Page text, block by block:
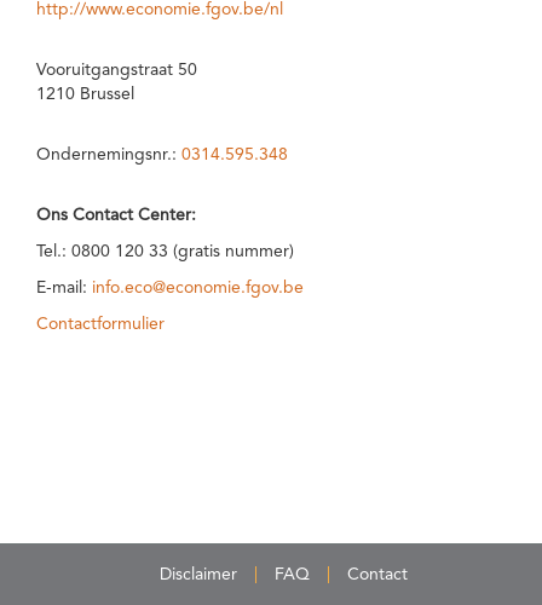
http://www.economie.fgov.be/nl
Vooruitgangstraat 50
1210 Brussel
Ondernemingsnr.: 0314.595.348
Ons Contact Center:
Tel.: 0800 120 33 (gratis nummer)
E-mail: info.eco@economie.fgov.be
Contactformulier
Disclaimer FAQ Contact